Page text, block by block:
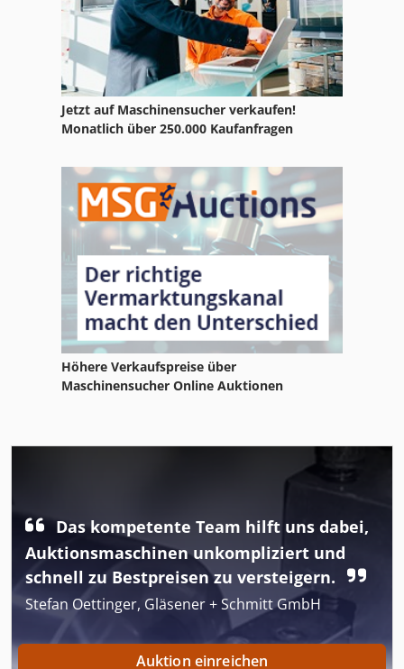
Jetzt auf Maschinensucher verkaufen!
Monatlich über 250.000 Kaufanfragen
Höhere Verkaufspreise über
Maschinensucher Online Auktionen
Das kompetente Team hilft uns dabei,
Auktionsmaschinen unkompliziert und
schnell zu Bestpreisen zu versteigern.
Stefan Oettinger, Gläsener + Schmitt GmbH
Auktion einreichen